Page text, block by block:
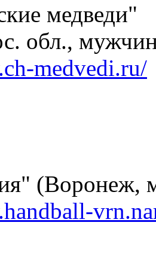
медведи"
обл.,
medvedi.ru/
(Воронеж,